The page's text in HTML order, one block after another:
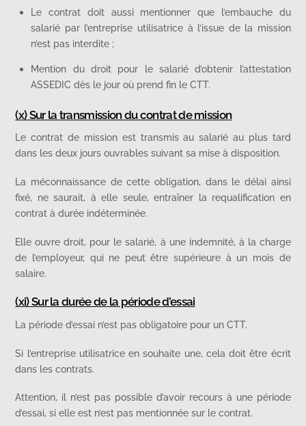
Le contrat doit aussi mentionner que l’embauche du
salarié par l’entreprise utilisatrice à l’issue de la mission
n’est pas interdite ;
Mention du droit pour le salarié d’obtenir l’attestation
ASSEDIC dès le jour où prend fin le CTT.
(x) Sur la transmission du contrat de mission
Le contrat de mission est transmis au salarié au plus tard
dans les deux jours ouvrables suivant sa mise à disposition.
La méconnaissance de cette obligation, dans le délai ainsi
fixé, ne saurait, à elle seule, entraîner la requalification en
contrat à durée indéterminée.
Elle ouvre droit, pour le salarié, à une indemnité, à la charge
de l’employeur, qui ne peut être supérieure à un mois de
salaire.
(xi) Sur la durée de la période d’essai
La période d’essai n’est pas obligatoire pour un CTT.
Si l’entreprise utilisatrice en souhaite une, cela doit être écrit
dans les contrats.
Attention, il n’est pas possible d’avoir recours à une période
d’essai, si elle est n’est pas mentionnée sur le contrat.